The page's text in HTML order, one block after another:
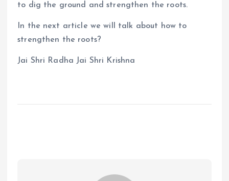
to dig the ground and strengthen the roots.
In the next article we will talk about how to
strengthen the roots?
Jai Shri Radha Jai Shri Krishna